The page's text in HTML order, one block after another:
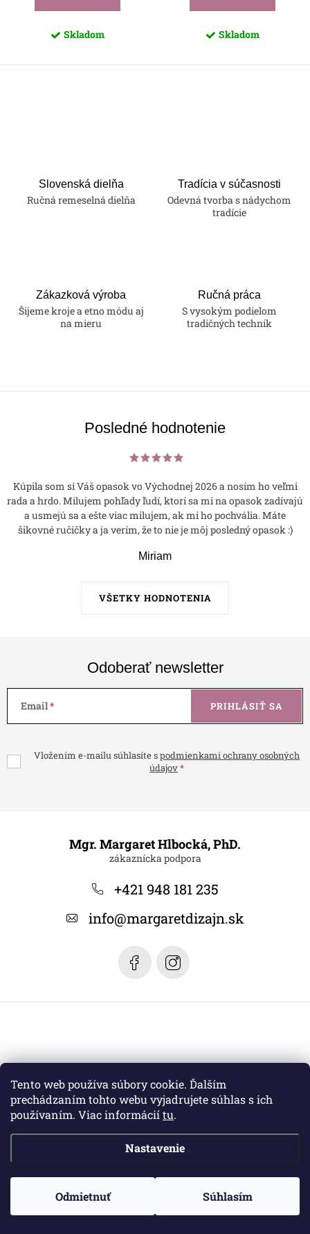
Tento web používa súbory cookie. Ďalším
prechádzaním tohto webu vyjadrujete súhlas s ich
používaním. Viac informáciítu.
Nastavenie
Odmietnuť Súhlasím
Skladom Skladom
Slovenská dielňa
Ručná remeselná dielňa
Tradícia v súčasnosti
Odevná tvorba s nádychom
tradície
Zákazková výroba
Šijeme kroje a etno módu aj
na mieru
Ručná práca
S vysokým podielom
tradičných techník
Posledné hodnotenie
VŠETKY HODNOTENIA
Kúpila som si Váš opasok vo Východnej 2026 a nosím ho veľmi
rada a hrdo. Milujem pohľady ľudí, ktorí sa mi na opasok zadívajú
a usmejú sa a ešte viac milujem, ak mi ho pochvália. Máte
šikovné ručičky a ja verím, že to nie je môj posledný opasok :)
Miriam
Odoberať newsletter
Email
Vložením e-mailu súhlasíte spodmienkami ochrany osobných
údajov
PRIHLÁSIŤ SA
Mgr. Margaret Hlbocká, PhD.
+421 948 181 235
info@margaretdizajn.sk
Copyright 2026Margaret dizajn. Všetky práva vyhradené.